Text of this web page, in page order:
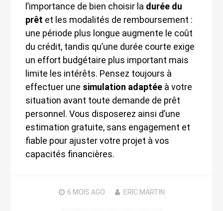
l’importance de bien choisir la durée du
prêt et les modalités de remboursement :
une période plus longue augmente le coût
du crédit, tandis qu’une durée courte exige
un effort budgétaire plus important mais
limite les intérêts. Pensez toujours à
effectuer une simulation adaptée à votre
situation avant toute demande de prêt
personnel. Vous disposerez ainsi d’une
estimation gratuite, sans engagement et
fiable pour ajuster votre projet à vos
capacités financières.
6 MOIS AGO ERIC MARTIN